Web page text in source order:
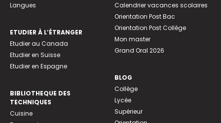
Langues
ETUDIER À L’ÉTRANGER
Etudier au Canada
Etudier en Suisse
Etudier en Espagne
BIBLIOTHEQUE DES
TECHNIQUES
Cuisine
Calendrier vacances scolaires
Orientation Post Bac
Orientation Post Collège
Mon master
Grand Oral 2026
BLOG
Collège
Lycée
Supérieur